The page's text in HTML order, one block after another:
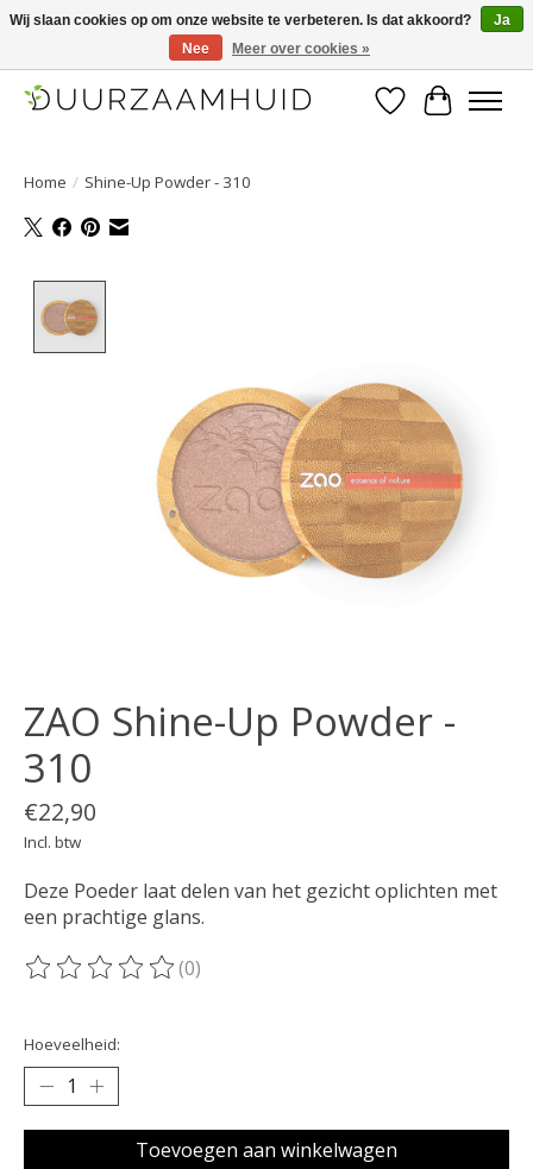
Duurzaamhuid, uw duurzame weg naar een mooie, gezonde huid.
Verlanglijst
Home / Shine-Up Powder - 310
ZAO Shine-Up Powder -
310
€22,90
Incl. btw
Deze Poeder laat delen van het gezicht oplichten met
een prachtige glans.
De beoordeling van dit product is
(0)
Hoeveelheid:
Toevoegen aan winkelwagen
Wij slaan cookies op om onze website te verbeteren. Is dat akkoord?
Ja
Nee
Meer over cookies »